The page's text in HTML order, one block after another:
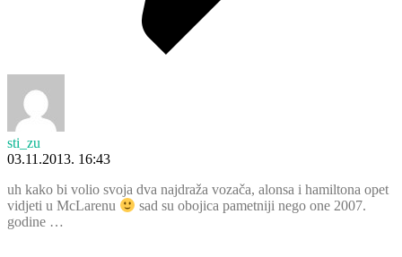
sti_zu
03.11.2013. 16:43
uh kako bi volio svoja dva najdraža vozača, alonsa i hamiltona opet
vidjeti u McLarenu
sad su obojica pametniji nego one 2007.
godine …